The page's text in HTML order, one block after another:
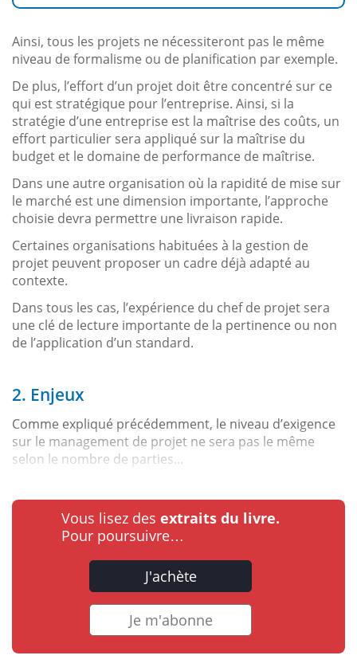
Ainsi, tous les projets ne nécessiteront pas le même
niveau de formalisme ou de planification par exemple.
De plus, l’effort d’un projet doit être concentré sur ce
qui est stratégique pour l’entreprise. Ainsi, si la
stratégie d’une entreprise est la maîtrise des coûts, un
effort particulier sera appliqué sur la maîtrise du
budget et le domaine de performance de maîtrise.
Dans une autre organisation où la rapidité de mise sur
le marché est une dimension importante, l’approche
choisie devra permettre une livraison rapide.
Certaines organisations habituées à la gestion de
projet peuvent proposer un cadre déjà adapté au
contexte.
Dans tous les cas, l’expérience du chef de projet sera
une clé de lecture importante de la pertinence ou non
de l’application d’un standard.
2. Enjeux
Comme expliqué précédemment, le niveau d’exigence
sur le management de projet ne sera pas le même
selon le nombre de parties...
Vous lisez des extraits du livre.
Pour poursuivre…
J'achète
Je m'abonne